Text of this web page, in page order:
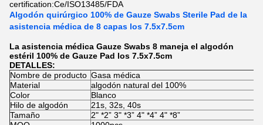
certification:Ce/ISO13485/FDA
Algodón quirúrgico 100% de Gauze Swabs Sterile Pad de la
asistencia médica de 8 capas los 7.5x7.5cm
La asistencia médica Gauze Swabs 8 maneja el algodón
estéril 100% de Gauze Pad los 7.5x7.5cm
DETALLES:
Nombre de producto Gasa médica
Material
algodón natural del 100%
Color
Blanco
Hilo de algodón
21s, 32s, 40s
Tamaño
2" *2” 3" *3” 4" *4” 4" *8”